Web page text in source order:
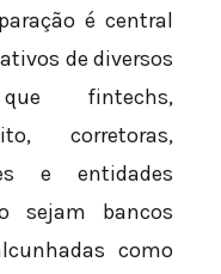
é central
de diversos
fintechs,
corretoras,
e entidades
sejam bancos
como